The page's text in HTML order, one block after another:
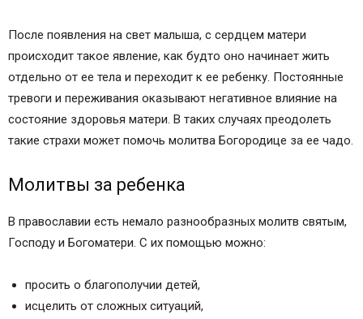
После появления на свет малыша, с сердцем матери
происходит такое явление, как будто оно начинает жить
отдельно от ее тела и переходит к ее ребенку. Постоянные
тревоги и переживания оказывают негативное влияние на
состояние здоровья матери. В таких случаях преодолеть
такие страхи может помочь молитва Богородице за ее чадо.
Молитвы за ребенка
В православии есть немало разнообразных молитв святым,
Господу и Богоматери. С их помощью можно:
просить о благополучии детей,
исцелить от сложных ситуаций,